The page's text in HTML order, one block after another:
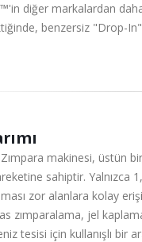
diğer markalardan
benzersiz "Drop-
makinesi, üstün
sahiptir. Yalnızca
zor alanlara kolay
zımparalama, jel
tesisi için kullanışlı bir